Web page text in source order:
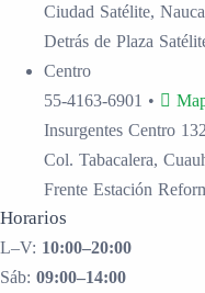
Ciudad Satélite,
Detrás de Plaza
Centro
55-4163-6901 •
Insurgentes Centro
Col. Tabacalera,
Frente Estación
Horarios
L–V: 10:00–20:00
Sáb: 09:00–14:00